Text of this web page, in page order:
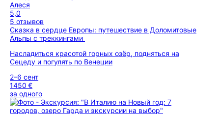
Алеся
5,0
5 отзывов
Сказка в сердце Европы: путешествие в Доломитовые
Альпы с треккингами
Насладиться красотой горных озёр, подняться на
Сецеду и погулять по Венеции
2–6 сент
1450 €
за одного